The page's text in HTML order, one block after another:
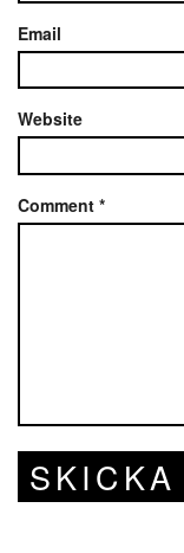
Email
Website
Comment *
SKICKA